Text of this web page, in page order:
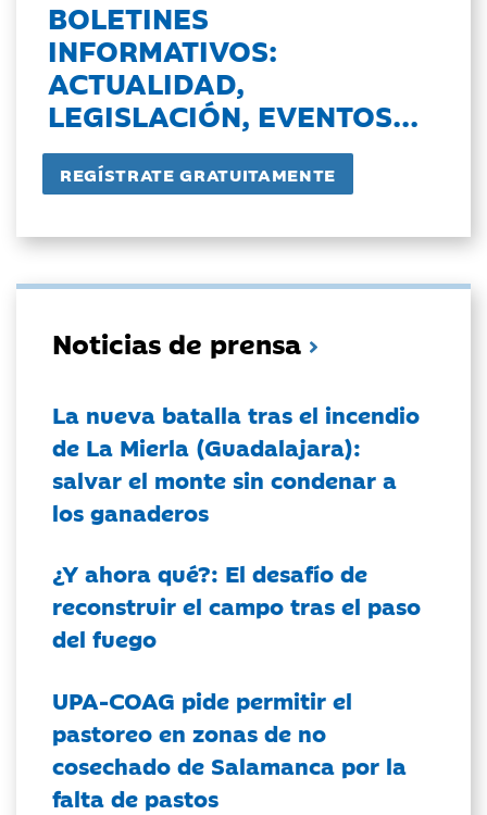
BOLETINES
INFORMATIVOS:
ACTUALIDAD,
LEGISLACIÓN, EVENTOS...
Noticias de prensa
La nueva batalla tras el incendio
de La Mierla (Guadalajara):
salvar el monte sin condenar a
los ganaderos
¿Y ahora qué?: El desafío de
reconstruir el campo tras el paso
del fuego
UPA-COAG pide permitir el
pastoreo en zonas de no
cosechado de Salamanca por la
falta de pastos